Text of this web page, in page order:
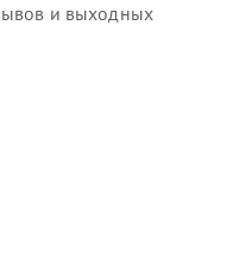
и выходных